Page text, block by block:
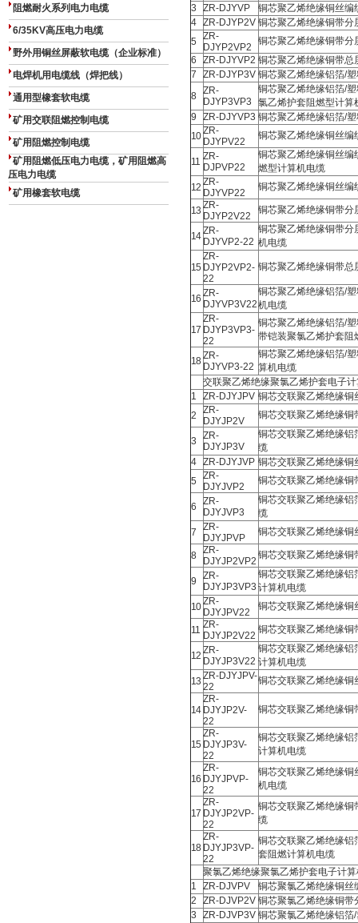
阻燃耐火系列电力电缆
6/35KV高压电力电缆
野外用铜丝屏蔽软电缆（企业标准）
电焊机用电缆线（焊把线）
通用型橡套软电缆
矿用交联阻燃控制电缆
矿用阻燃控制电缆
矿用阻燃低压电力电缆，矿用阻燃高
压电力电缆
矿用橡套软电缆
3
ZR-DJYVP
铜芯聚乙烯绝缘铜丝
4
ZR-DJYP2V 铜芯聚乙烯绝缘铜带
5
ZR-
DJYP2VP2
铜芯聚乙烯绝缘铜带
6
ZR-DJYVP2 铜芯聚乙烯绝缘铜带
7
ZR-DJYP3V 铜芯聚乙烯绝缘铝箔/
8
ZR-
DJYP3VP3
铜芯聚乙烯绝缘铝箔/
氯乙烯护套阻燃型计
9
ZR-DJYVP3 铜芯聚乙烯绝缘铝箔/
10ZR-
DJYPV22
铜芯聚乙烯绝缘铜丝
11 ZR-
DJPVP22
铜芯聚乙烯绝缘铜丝
燃型计算机电缆
12 ZR-
DJYVP22
铜芯聚乙烯绝缘铜丝
13 ZR-
DJYP2V22
铜芯聚乙烯绝缘铜带
14ZR-
DJYVP2-22
铜芯聚乙烯绝缘铜带
机电缆
15
ZR-
DJYP2VP2-
22
铜芯聚乙烯绝缘铜带
16 ZR-
DJYVP3V22
铜芯聚乙烯绝缘铝箔/
机电缆
17
ZR-
DJYP3VP3-
22
铜芯聚乙烯绝缘铝箔/
带铠装聚氯乙烯护套阻
18ZR-
DJYVP3-22
铜芯聚乙烯绝缘铝箔/
算机电缆
交联聚乙烯绝缘聚氯乙烯护套电子
1
ZR-DJYJPV 铜芯交联聚乙烯绝缘
2
ZR-
DJYJP2V
铜芯交联聚乙烯绝缘
3
ZR-
DJYJP3V
铜芯交联聚乙烯绝缘
缆
4
ZR-DJYJVP 铜芯交联聚乙烯绝缘
5
ZR-
DJYJVP2
铜芯交联聚乙烯绝缘
6
ZR-
DJYJVP3
铜芯交联聚乙烯绝缘
缆
7
ZR-
DJYJPVP
铜芯交联聚乙烯绝缘
8
ZR-
DJYJP2VP2
铜芯交联聚乙烯绝缘
9
ZR-
DJYJP3VP3
铜芯交联聚乙烯绝缘
计算机电缆
10ZR-
DJYJPV22
铜芯交联聚乙烯绝缘
11 ZR-
DJYJP2V22
铜芯交联聚乙烯绝缘
12 ZR-
DJYJP3V22
铜芯交联聚乙烯绝缘
计算机电缆
13 ZR-DJYJPV-
22
铜芯交联聚乙烯绝缘
14
ZR-
DJYJP2V-
22
铜芯交联聚乙烯绝缘
15
ZR-
DJYJP3V-
22
铜芯交联聚乙烯绝缘
计算机电缆
16
ZR-
DJYJPVP-
22
铜芯交联聚乙烯绝缘
机电缆
17
ZR-
DJYJP2VP-
22
铜芯交联聚乙烯绝缘
缆
18
ZR-
DJYJP3VP-
22
铜芯交联聚乙烯绝缘
套阻燃计算机电缆
聚氯乙烯绝缘聚氯乙烯护套电子计
1
ZR-DJVPV
铜芯聚氯乙烯绝缘铜
2
ZR-DJVP2V 铜芯聚氯乙烯绝缘铜
3
ZR-DJVP3V 铜芯聚氯乙烯绝缘铝